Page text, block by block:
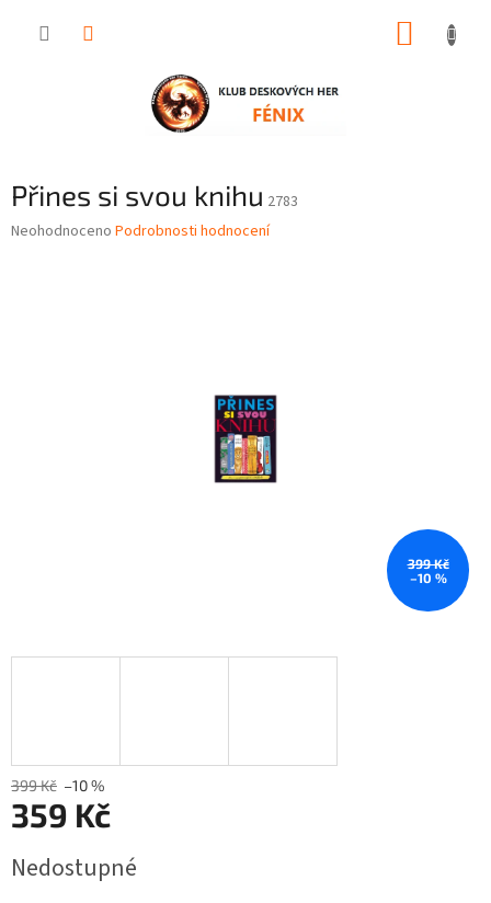
Přines si svou knihu 2783
Průměrné
Neohodnoceno Podrobnosti hodnocení
399 Kč
–10 %
399 Kč –10 %
359 Kč
cena:
Nedostupné